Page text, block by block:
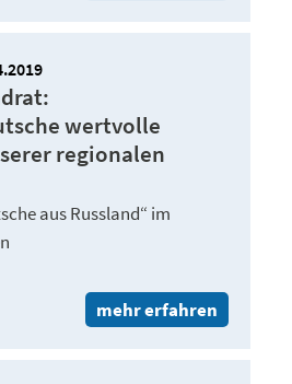
wertvolle
regionalen
aus Russland“ im
mehr erfahren